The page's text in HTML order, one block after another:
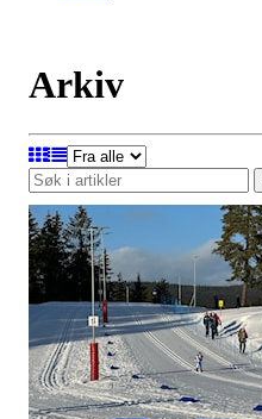
Arkiv